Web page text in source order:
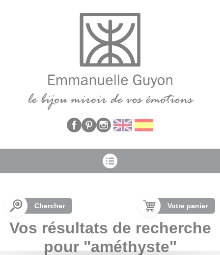
Chercher Votre panier
Vos résultats de recherche
pour "améthyste"